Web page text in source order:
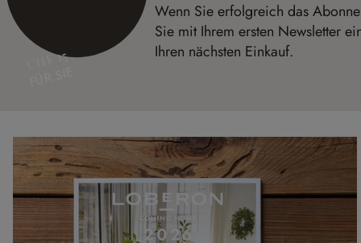
CHF 15
Wenn Sie erfolgreich das
Sie mit Ihrem ersten Newsletter
Ihren nächsten Einkauf.